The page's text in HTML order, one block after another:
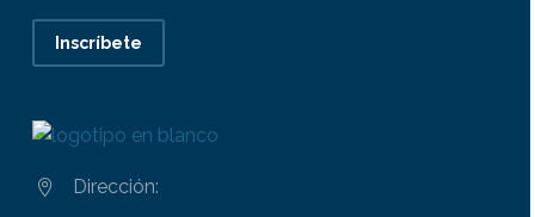
Inscríbete


Dirección: